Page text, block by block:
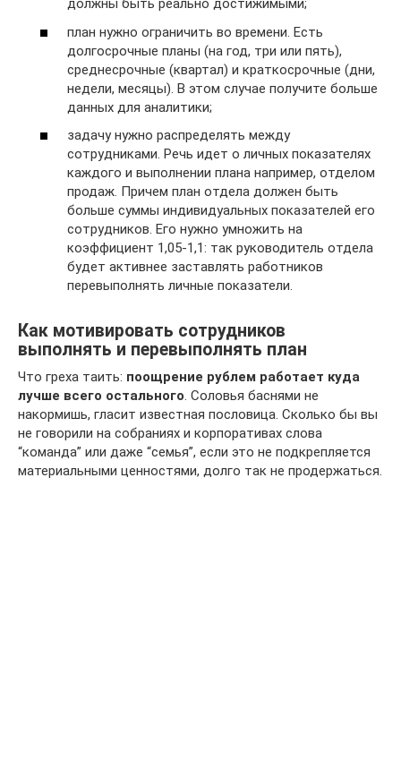
должны быть реально достижимыми;
план нужно ограничить во времени. Есть
долгосрочные планы (на год, три или пять),
среднесрочные (квартал) и краткосрочные (дни,
недели, месяцы). В этом случае получите больше
данных для аналитики;
задачу нужно распределять между
сотрудниками. Речь идет о личных показателях
каждого и выполнении плана например, отделом
продаж. Причем план отдела должен быть
больше суммы индивидуальных показателей его
сотрудников. Его нужно умножить на
коэффициент 1,05-1,1: так руководитель отдела
будет активнее заставлять работников
перевыполнять личные показатели.
Как мотивировать сотрудников
выполнять и перевыполнять план
Что греха таить: поощрение рублем работает куда
лучше всего остального. Соловья баснями не
накормишь, гласит известная пословица. Сколько бы вы
не говорили на собраниях и корпоративах слова
“команда” или даже “семья”, если это не подкрепляется
материальными ценностями, долго так не продержаться.